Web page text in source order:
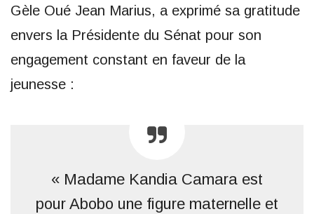
Gèle Oué Jean Marius, a exprimé sa gratitude
envers la Présidente du Sénat pour son
engagement constant en faveur de la
jeunesse :
« Madame Kandia Camara est
pour Abobo une figure maternelle et